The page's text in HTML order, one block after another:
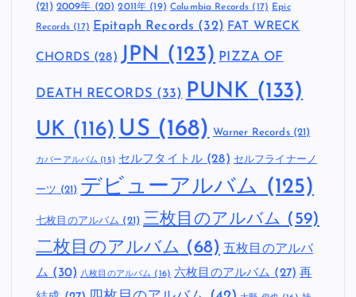
(21) 2009年 (20) 2011年 (19) Columbia Records (17) Epic
Records (17) Epitaph Records (32) FAT WRECK
CHORDS (28) JPN (123) PIZZA OF
DEATH RECORDS (33) PUNK (133)
UK (116) US (168) Warner Records(21)
カバーアルバム (15) セルフタイトル(28) セルフライナーノ
ーツ (21) デビューアルバム (125)
七枚目のアルバム (21) 三枚目のアルバム (59)
二枚目のアルバム (68) 五枚目のアルバ
ム (30) 八枚目のアルバム (16) 六枚目のアルバム (27) 再